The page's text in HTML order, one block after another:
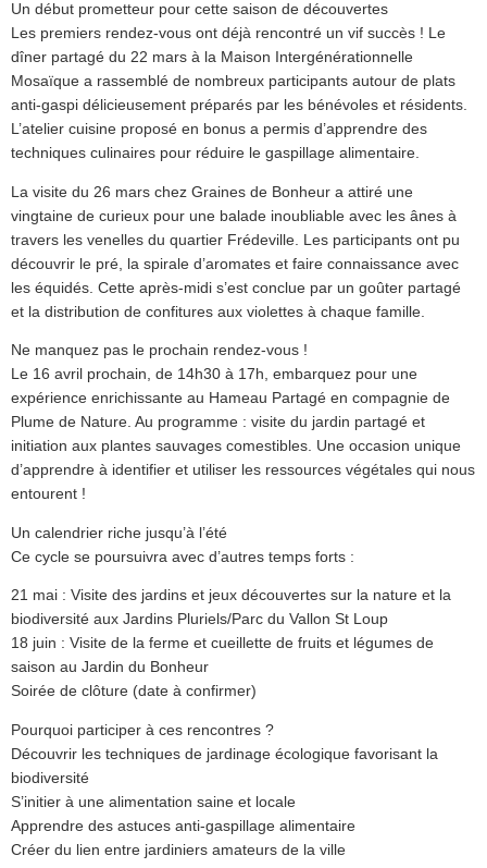
Un début prometteur pour cette saison de découvertes
Les premiers rendez-vous ont déjà rencontré un vif succès ! Le
dîner partagé du 22 mars à la Maison Intergénérationnelle
Mosaïque a rassemblé de nombreux participants autour de plats
anti-gaspi délicieusement préparés par les bénévoles et résidents.
L’atelier cuisine proposé en bonus a permis d’apprendre des
techniques culinaires pour réduire le gaspillage alimentaire.
La visite du 26 mars chez Graines de Bonheur a attiré une
vingtaine de curieux pour une balade inoubliable avec les ânes à
travers les venelles du quartier Frédeville. Les participants ont pu
découvrir le pré, la spirale d’aromates et faire connaissance avec
les équidés. Cette après-midi s’est conclue par un goûter partagé
et la distribution de confitures aux violettes à chaque famille.
Ne manquez pas le prochain rendez-vous !
Le 16 avril prochain, de 14h30 à 17h, embarquez pour une
expérience enrichissante au Hameau Partagé en compagnie de
Plume de Nature. Au programme : visite du jardin partagé et
initiation aux plantes sauvages comestibles. Une occasion unique
d’apprendre à identifier et utiliser les ressources végétales qui nous
entourent !
Un calendrier riche jusqu’à l’été
Ce cycle se poursuivra avec d’autres temps forts :
21 mai : Visite des jardins et jeux découvertes sur la nature et la
biodiversité aux Jardins Pluriels/Parc du Vallon St Loup
18 juin : Visite de la ferme et cueillette de fruits et légumes de
saison au Jardin du Bonheur
Soirée de clôture (date à confirmer)
Pourquoi participer à ces rencontres ?
Découvrir les techniques de jardinage écologique favorisant la
biodiversité
S’initier à une alimentation saine et locale
Apprendre des astuces anti-gaspillage alimentaire
Créer du lien entre jardiniers amateurs de la ville